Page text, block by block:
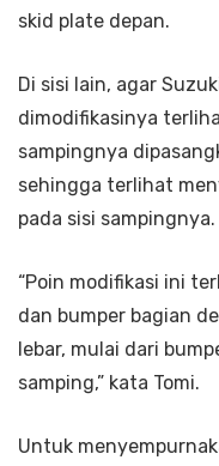
skid plate depan.
Di sisi lain, agar
dimodifikasinya
sampingnya
sehingga terlihat
pada sisi sampingnya.
“Poin modifikasi ini
dan bumper bagian
lebar, mulai dari
samping,” kata Tomi.
Untuk